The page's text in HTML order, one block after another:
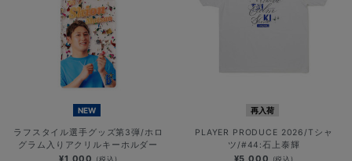
NEW
ラフスタイル選手グッズ第3弾/ホロ
グラム入りアクリルキーホルダー
¥1,000 (税込)
再入荷
PLAYER PRODUCE 2026/Tシャ
ツ/#44:石上泰輝
¥5,000 (税込)